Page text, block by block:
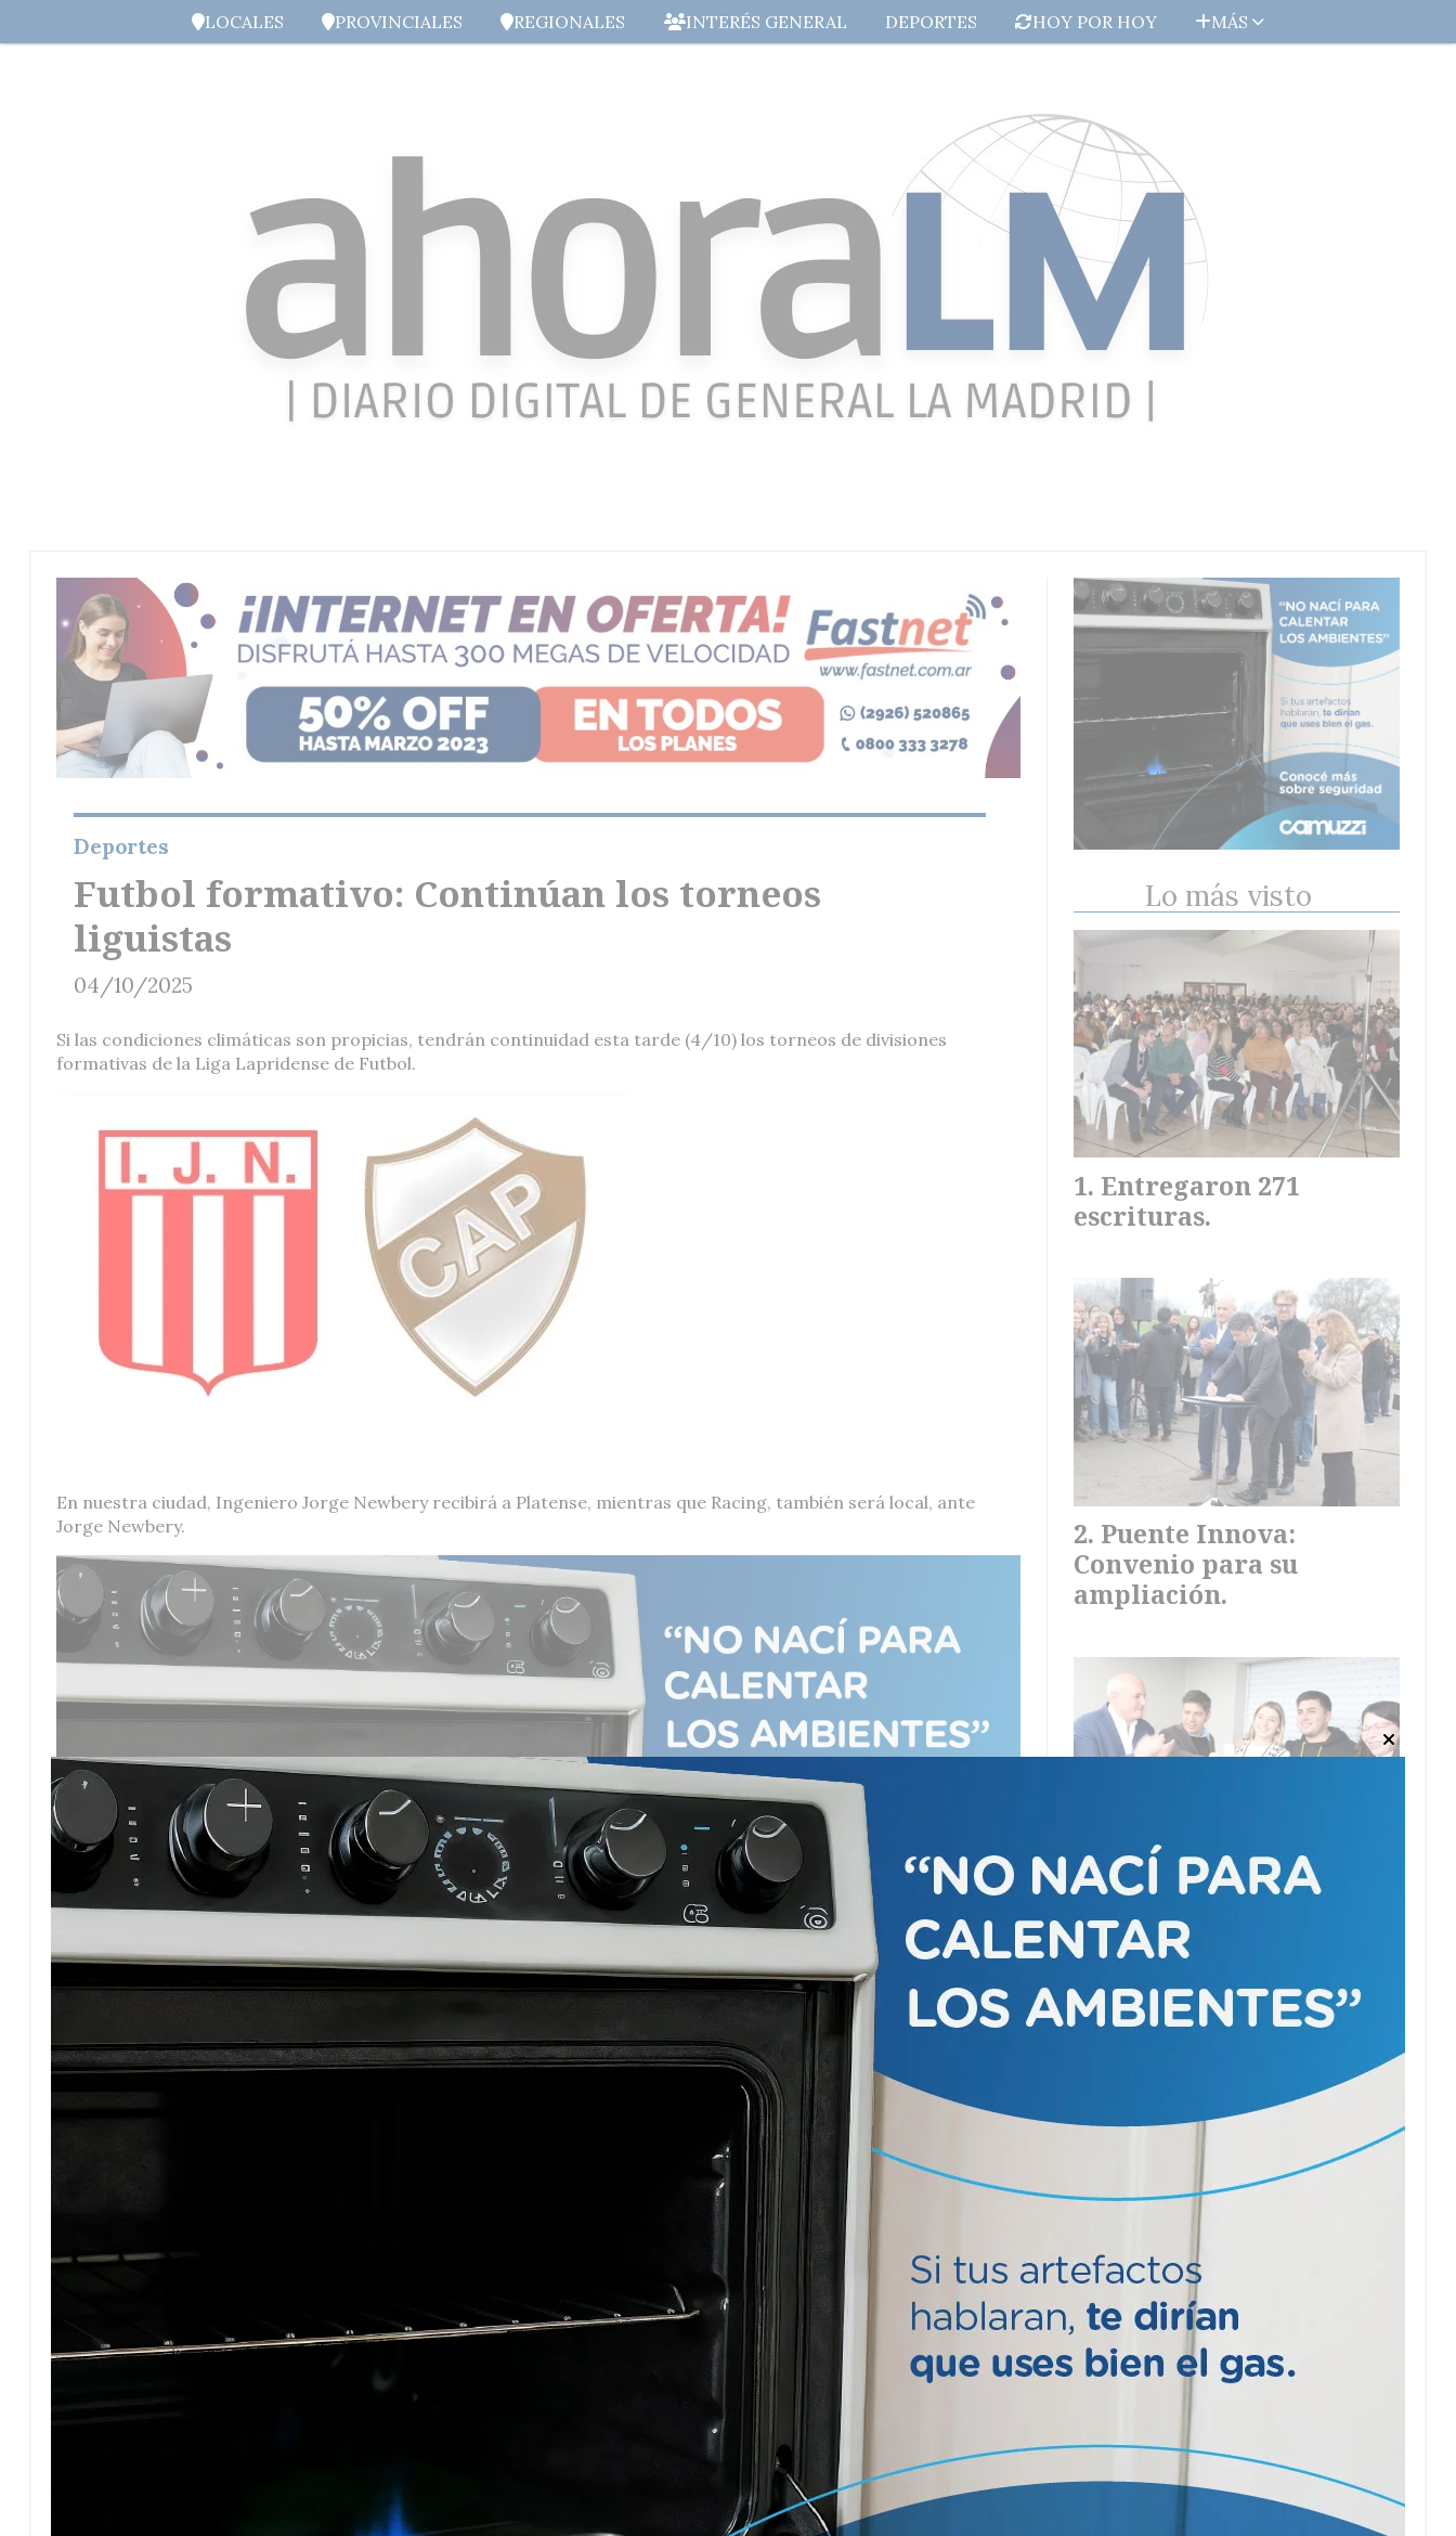
LOCALES PROVINCIALES REGIONALES INTERÉS GENERAL DEPORTES HOY POR HOY MÁS
Futbol formativo: Continúan los torneos
liguistas
Deportes
04/10/2025
Si las condiciones climáticas son propicias, tendrán continuidad esta tarde (4/10) los torneos de divisiones
formativas de la Liga Lapridense de Futbol.
En nuestra ciudad, Ingeniero Jorge Newbery recibirá a Platense, mientras que Racing, también será local, ante
Jorge Newbery.
Lo más visto
Entregaron 271
escrituras.
Puente Innova:
Convenio para su
ampliación.
Kicillof entregó las 28
viviendas
Juegos Bonaerenses
2026: fondos para la
etapa local